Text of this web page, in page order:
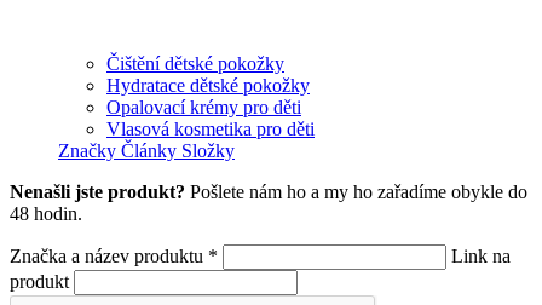
Čištění dětské pokožky
Hydratace dětské pokožky
Opalovací krémy pro děti
Vlasová kosmetika pro děti
Značky Články Složky
Nenašli jste produkt? Pošlete nám ho a my ho zařadíme obykle do
48 hodin.
Značka a název produktu *
Link na
produkt